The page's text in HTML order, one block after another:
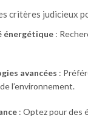
critères judicieux
énergétique:
avancées :
l’environnement.
: Optez pour des